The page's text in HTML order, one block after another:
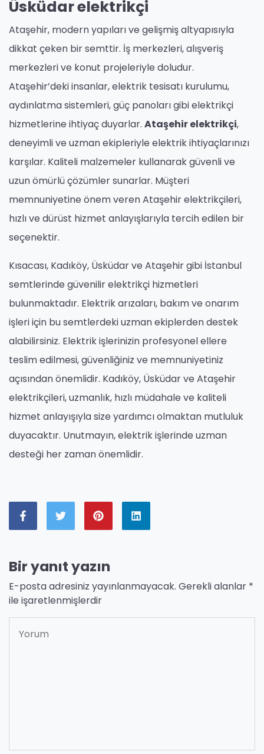
Üsküdar elektrikçi
Ataşehir, modern yapıları ve gelişmiş altyapısıyla
dikkat çeken bir semttir. İş merkezleri, alışveriş
merkezleri ve konut projeleriyle doludur.
Ataşehir’deki insanlar, elektrik tesisatı kurulumu,
aydınlatma sistemleri, güç panoları gibi elektrikçi
hizmetlerine ihtiyaç duyarlar. Ataşehir elektrikçi,
deneyimli ve uzman ekipleriyle elektrik ihtiyaçlarınızı
karşılar. Kaliteli malzemeler kullanarak güvenli ve
uzun ömürlü çözümler sunarlar. Müşteri
memnuniyetine önem veren Ataşehir elektrikçileri,
hızlı ve dürüst hizmet anlayışlarıyla tercih edilen bir
seçenektir.
Kısacası, Kadıköy, Üsküdar ve Ataşehir gibi İstanbul
semtlerinde güvenilir elektrikçi hizmetleri
bulunmaktadır. Elektrik arızaları, bakım ve onarım
işleri için bu semtlerdeki uzman ekiplerden destek
alabilirsiniz. Elektrik işlerinizin profesyonel ellere
teslim edilmesi, güvenliğiniz ve memnuniyetiniz
açısından önemlidir. Kadıköy, Üsküdar ve Ataşehir
elektrikçileri, uzmanlık, hızlı müdahale ve kaliteli
hizmet anlayışıyla size yardımcı olmaktan mutluluk
duyacaktır. Unutmayın, elektrik işlerinde uzman
desteği her zaman önemlidir.
Bir yanıt yazın
E-posta adresiniz yayınlanmayacak. Gerekli alanlar *
ile işaretlenmişlerdir